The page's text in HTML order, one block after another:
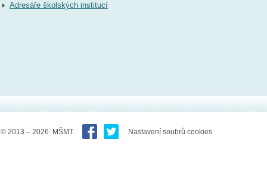
Adresáře školských institucí
© 2013 – 2026 MŠMT Nastavení soubrů cookies